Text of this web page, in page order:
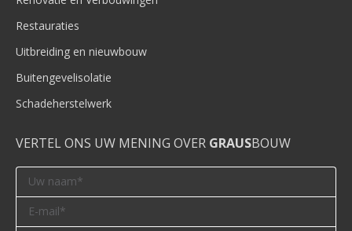
Restauraties
Uitbreiding en nieuwbouw
Buitengevelisolatie
Schadeherstelwerk
VERTEL ONS UW MENING OVER GRAUSBOUW